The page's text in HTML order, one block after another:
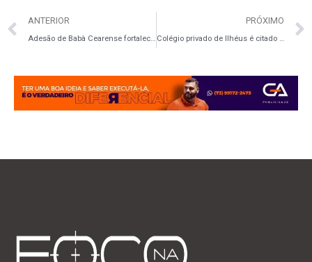
ANTERIOR
Adesão de Babà Cearense fortalece grupo de Jayme Vieira Lima em Itabuna
PRÓXIMO
Colégio privado de Ilhéus é citado em inquérito sobre morte de adolescente